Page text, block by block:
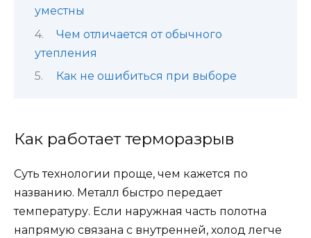
уместны
Чем отличается от обычного
утепления
Как не ошибиться при выборе
Как работает терморазрыв
Суть технологии проще, чем кажется по
названию. Металл быстро передает
температуру. Если наружная часть полотна
напрямую связана с внутренней, холод легче